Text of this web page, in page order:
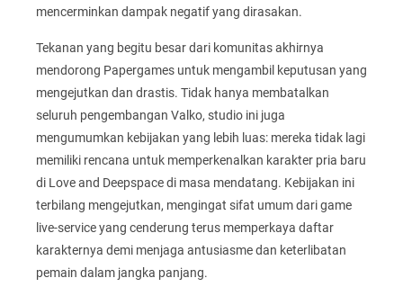
mencerminkan dampak negatif yang dirasakan.
Tekanan yang begitu besar dari komunitas akhirnya
mendorong Papergames untuk mengambil keputusan yang
mengejutkan dan drastis. Tidak hanya membatalkan
seluruh pengembangan Valko, studio ini juga
mengumumkan kebijakan yang lebih luas: mereka tidak lagi
memiliki rencana untuk memperkenalkan karakter pria baru
di Love and Deepspace di masa mendatang. Kebijakan ini
terbilang mengejutkan, mengingat sifat umum dari game
live-service yang cenderung terus memperkaya daftar
karakternya demi menjaga antusiasme dan keterlibatan
pemain dalam jangka panjang.